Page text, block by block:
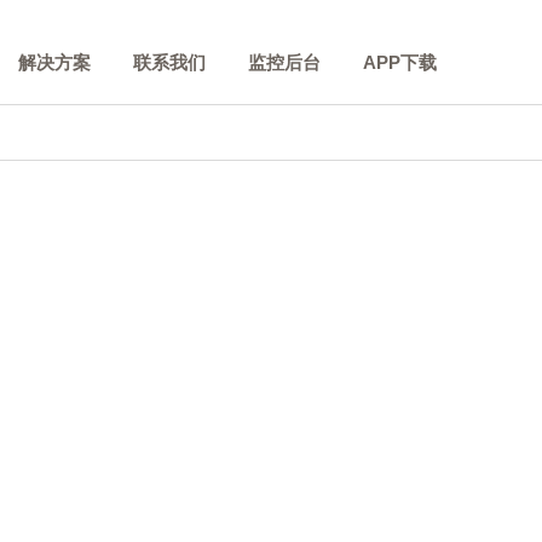
解决方案 联系我们 监控后台 APP下载